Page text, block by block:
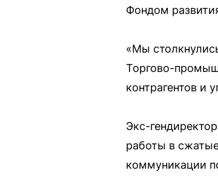
Фондом
«Мы
Торгово-
контрагентов и
Экс-
работы в
коммуникации